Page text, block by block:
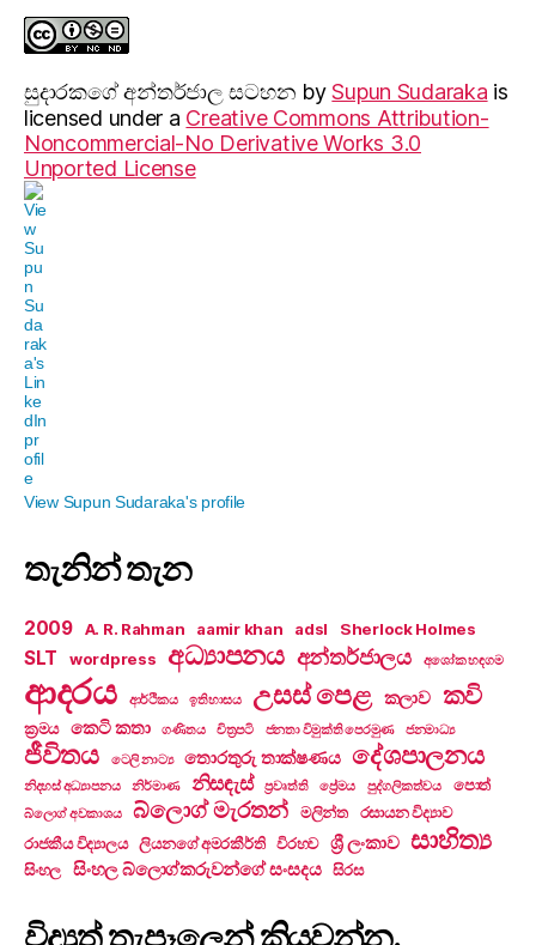
සුදාරක‍ගේ අන්තර්ජාල සටහන bySupun Sudaraka is
licensed under a Creative Commons Attribution-
Noncommercial-No Derivative Works 3.0
Unported License
View Supun Sudaraka's profile
තැනින් තැන
2009 A. R. Rahman aamir khan adsl Sherlock Holmes
SLT wordpress අධ්‍යාපනය අන්තර්ජාලය අශෝක හඳගම
ආදරය ආර්ථිකය ඉතිහාසය උසස් පෙළ කලාව කවි
ක්‍රමය කෙටි කතා ගණිතය චිත්‍රපටි ජනතා විමුක්ති පෙරමුණ ජනමාධ්‍ය
ජීවිතය ටෙලි නාට්‍ය තොරතුරු තාක්ෂණය දේශපාලනය
නිදහස් අධ්‍යාපනය නිර්මාණ නිසඳැස් ප්‍රවෘත්ති ප්‍රේමය පුද්ගලිකත්වය පොත්
බ්ලොග් අවකාශය බ්ලොග් මැරතන් මලින්ත
රසායන විද්‍යාව
රාජකීය විද්‍යාලය
ලියනගේ අමරකීර්ති විරහව ශ්‍රී ලංකාව සාහිත්‍ය
සිංහල සිංහල බ්ලොග්කරුවන්ගේ සංසදය සිරස
විද්‍යුත් තැපෑලෙන් කියවන්න.